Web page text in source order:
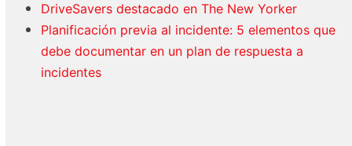
DriveSavers destacado en The New Yorker
Planificación previa al incidente: 5 elementos que
debe documentar en un plan de respuesta a
incidentes